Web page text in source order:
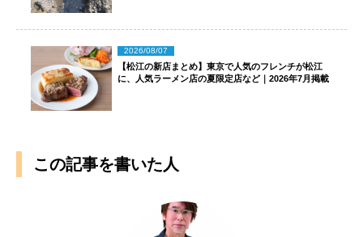
2026/08/07
【松江の新店まとめ】東京で人気のフレンチが松江
に、人気ラーメン店の夏限定店など｜2026年7月掲載
この記事を書いた人